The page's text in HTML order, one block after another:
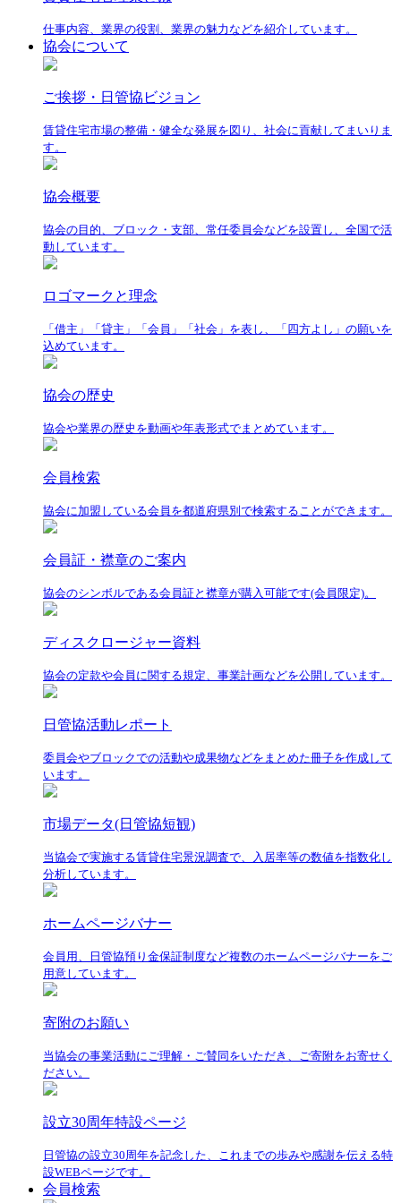
仕事内容、業界の役割、業界の魅力などを紹介しています。
協会について
ご挨拶・日管協ビジョン
賃貸住宅市場の整備・健全な発展を図り、社会に貢献してまいりま
す。
協会概要
協会の目的、ブロック・支部、常任委員会などを設置し、全国で活
動しています。
ロゴマークと理念
「借主」「貸主」「会員」「社会」を表し、「四方よし」の願いを
込めています。
協会の歴史
協会や業界の歴史を動画や年表形式でまとめています。
会員検索
協会に加盟している会員を都道府県別で検索することができます。
会員証・襟章のご案内
協会のシンボルである会員証と襟章が購入可能です(会員限定)。
ディスクロージャー資料
協会の定款や会員に関する規定、事業計画などを公開しています。
日管協活動レポート
委員会やブロックでの活動や成果物などをまとめた冊子を作成して
います。
市場データ(日管協短観)
当協会で実施する賃貸住宅景況調査で、入居率等の数値を指数化し
分析しています。
ホームページバナー
会員用、日管協預り金保証制度など複数のホームページバナーをご
用意しています。
寄附のお願い
当協会の事業活動にご理解・ご賛同をいただき、ご寄附をお寄せく
ださい。
設立30周年特設ページ
日管協の設立30周年を記念した、これまでの歩みや感謝を伝える特
設WEBページです。
会員検索